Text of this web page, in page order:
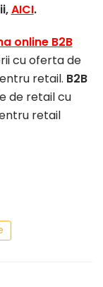
AICI.
online B2B
cu oferta de
retail. B2B
de retail cu
retail